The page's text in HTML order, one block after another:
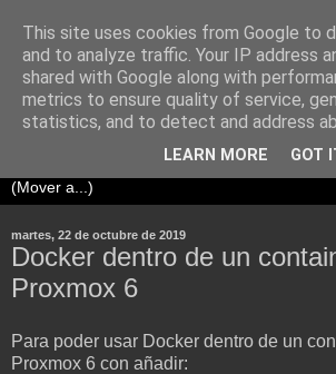
¿Dónde está
Cualquier parecido de estos post con la
coincidencia.
martes, 22 de octubre de 2019
Docker dentro de un
Proxmox 6
Para poder usar Docker dentro de un
Proxmox 6 con añadir:
This site uses cookies from Google to
and to analyze traffic. Your IP address
shared with Google along with
metrics to ensure quality of service,
statistics, and to detect and address
LEARN MORE GOT